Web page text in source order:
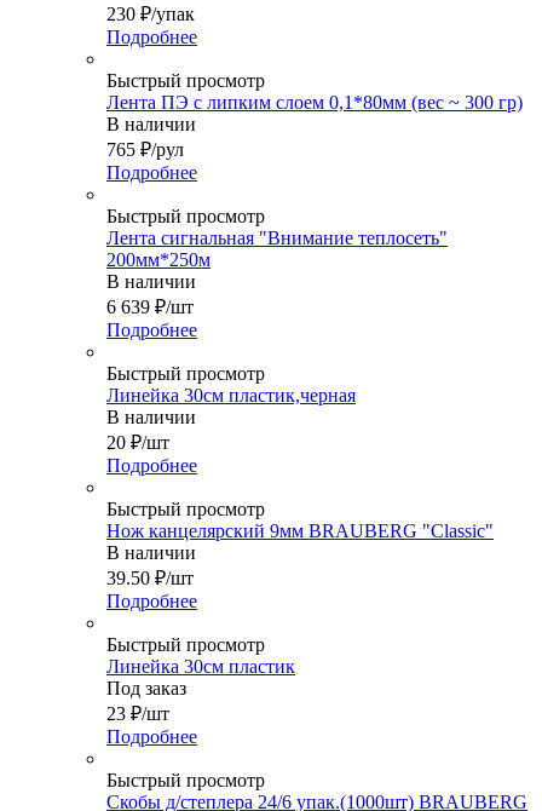
230 ₽/упак
Подробнее
Быстрый просмотр
Лента ПЭ с липким слоем 0,1*80мм (вес ~ 300 гр)
В наличии
765 ₽/рул
Подробнее
Быстрый просмотр
Лента сигнальная "Внимание теплосеть"
200мм*250м
В наличии
6 639 ₽/шт
Подробнее
Быстрый просмотр
Линейка 30см пластик,черная
В наличии
20 ₽/шт
Подробнее
Быстрый просмотр
Нож канцелярский 9мм BRAUBERG "Classic"
В наличии
39.50 ₽/шт
Подробнее
Быстрый просмотр
Линейка 30см пластик
Под заказ
23 ₽/шт
Подробнее
Быстрый просмотр
Скобы д/степлера 24/6 упак.(1000шт) BRAUBERG